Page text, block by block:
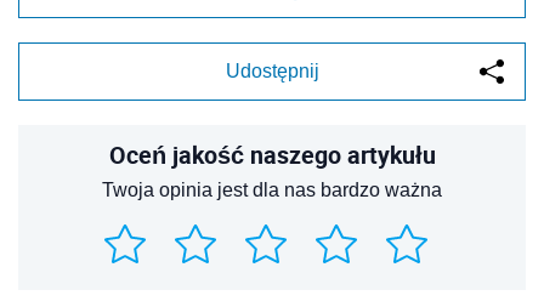
Napisz do nas
Zapisz się na newsletter
Udostępnij
Oceń jakość naszego artykułu